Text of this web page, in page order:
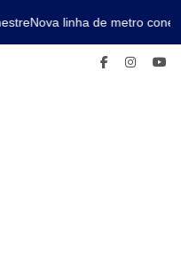
Nova linha de metro